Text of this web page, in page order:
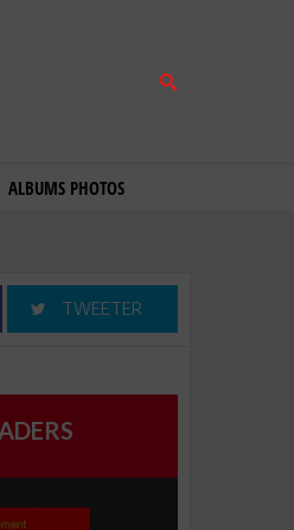
ALBUMS PHOTOS
TWEETER